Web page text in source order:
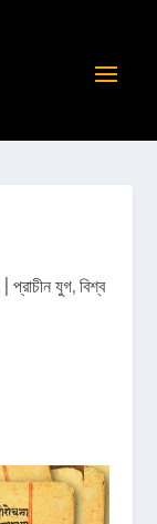
| প্রাচীন যুগ,বিশ্ব